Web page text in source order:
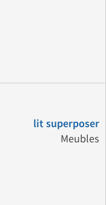
lit superposer
Meubles